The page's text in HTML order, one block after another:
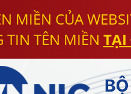
MIỀN CỦA
TIN TÊN MIỀN